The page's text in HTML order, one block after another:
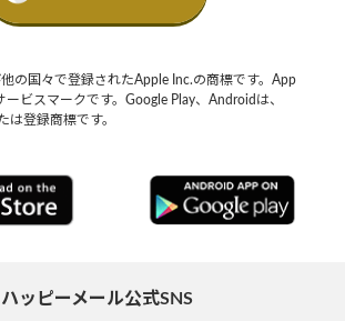
の国々で登録されたApple Inc.の商標です。App
ービスマークです。Google Play、Androidは、
は登録商標です。
ハッピーメール公式SNS